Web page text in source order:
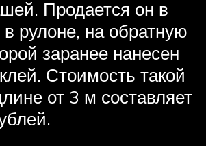
Продается он в
рулоне, на обратную
заранее нанесен
Стоимость такой
от 3 м составляет